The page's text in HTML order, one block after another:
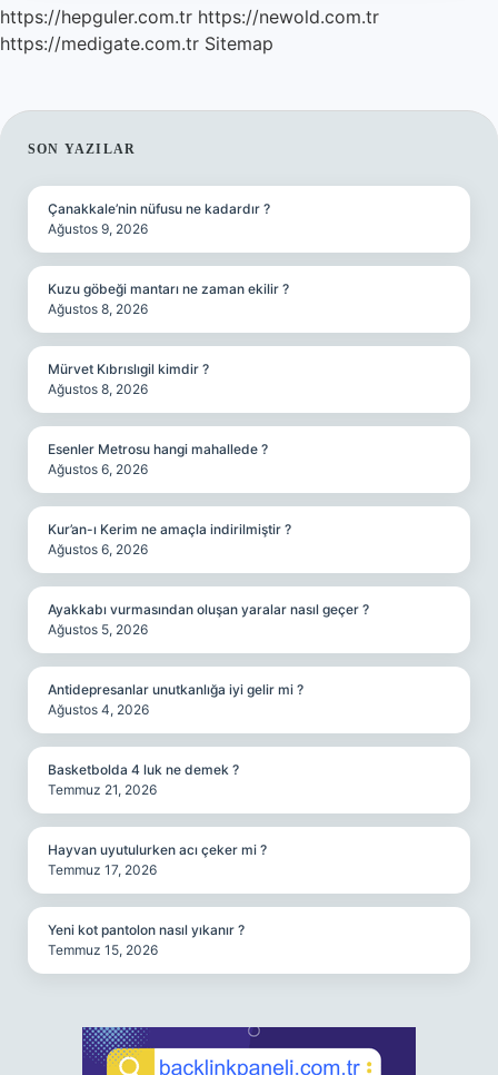
https://hepguler.com.tr https://newold.com.tr
https://medigate.com.tr Sitemap
SIDEBAR
SON YAZILAR
Çanakkale’nin nüfusu ne kadardır ?
Ağustos 9, 2026
Kuzu göbeği mantarı ne zaman ekilir ?
Ağustos 8, 2026
Mürvet Kıbrıslıgil kimdir ?
Ağustos 8, 2026
Esenler Metrosu hangi mahallede ?
Ağustos 6, 2026
Kur’an-ı Kerim ne amaçla indirilmiştir ?
Ağustos 6, 2026
Ayakkabı vurmasından oluşan yaralar nasıl geçer ?
Ağustos 5, 2026
Antidepresanlar unutkanlığa iyi gelir mi ?
Ağustos 4, 2026
Basketbolda 4 luk ne demek ?
Temmuz 21, 2026
Hayvan uyutulurken acı çeker mi ?
Temmuz 17, 2026
Yeni kot pantolon nasıl yıkanır ?
Temmuz 15, 2026